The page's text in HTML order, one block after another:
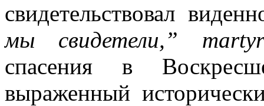
свидетельствовал
мы свидетели,”
спасения в
выраженный